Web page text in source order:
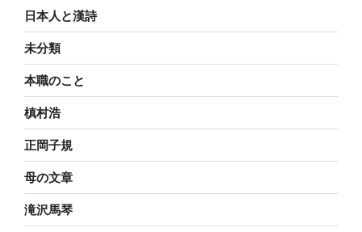
日本人と漢詩
未分類
本職のこと
槙村浩
正岡子規
母の文章
滝沢馬琴